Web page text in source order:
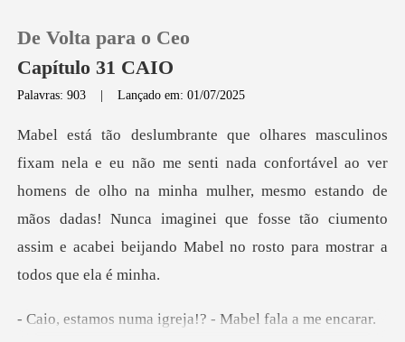
0
Loja
De Volta para o Ceo
Capítulo 31 CAIO
Palavras: 903 |Lançado em: 01/07/2025
vel ao ver
homens de olho na minha mulher, mesmo estando de
mãos dadas! Nunca imaginei que fo
ma igreja!? - Mabe